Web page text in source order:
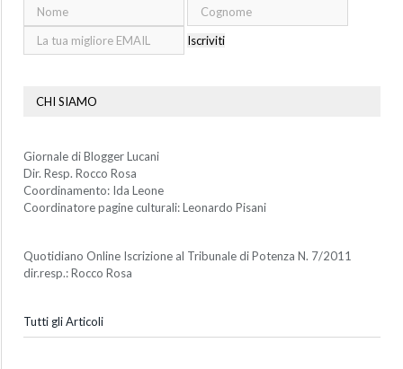
Iscriviti
CHI SIAMO
Giornale di Blogger Lucani
Dir. Resp. Rocco Rosa
Coordinamento: Ida Leone
Coordinatore pagine culturali: Leonardo Pisani
Quotidiano Online Iscrizione al Tribunale di Potenza N. 7/2011
dir.resp.: Rocco Rosa
Tutti gli Articoli